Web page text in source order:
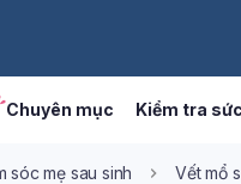
Chuyên mục Kiểm tra
sóc mẹ sau sinh Vết mổ